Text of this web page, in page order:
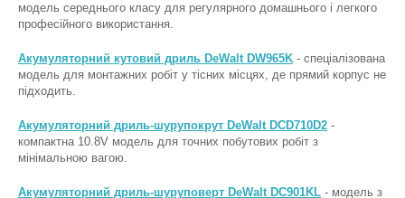
модель середнього класу для регулярного домашнього і легкого
професійного використання.
Акумуляторний кутовий дриль DeWalt DW965K - спеціалізована
модель для монтажних робіт у тісних місцях, де прямий корпус не
підходить.
Акумуляторний дриль-шурупокрут DeWalt DCD710D2 -
компактна 10.8V модель для точних побутових робіт з
мінімальною вагою.
Акумуляторний дриль-шуруповерт DeWalt DC901KL - модель з